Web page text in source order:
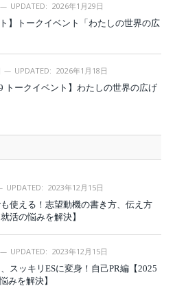
UPDATED: 2026年1月29日
ト】トークイベント「わたしの世界の広
UPDATED: 2026年1月18日
トークイベント】わたしの世界の広げ
UPDATED: 2023年12月15日
使える！志望動機の書き方、伝え方
活の悩みを解決】
UPDATED: 2023年12月15日
スッキリESに変身！自己PR編【2025
みを解決】